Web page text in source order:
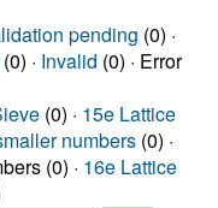
pending (0) ·
(0) · Invalid (0) · Error
(0) · 15e Lattice
numbers (0) ·
(0) · 16e Lattice